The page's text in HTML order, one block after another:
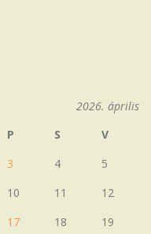
2026. április
P S
V
3 4
5
10 11
12
17 18
19